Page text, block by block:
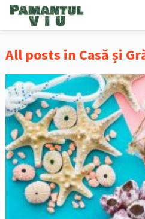
All posts in Casă și